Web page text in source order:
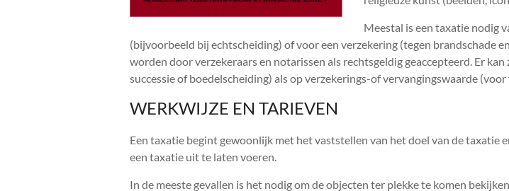
Meestal is een taxatie nodig
(bijvoorbeeld bij echtscheiding) of voor een verzekering (tegen brandschade
worden door verzekeraars en notarissen als rechtsgeldig geaccepteerd. Er
successie of boedelscheiding) als op verzekerings-of vervangingswaarde
WERKWIJZE EN TARIEVEN
Een taxatie begint gewoonlijk met het vaststellen van het doel van de taxatie
een taxatie uit te laten voeren.
In de meeste gevallen is het nodig om de objecten ter plekke te komen